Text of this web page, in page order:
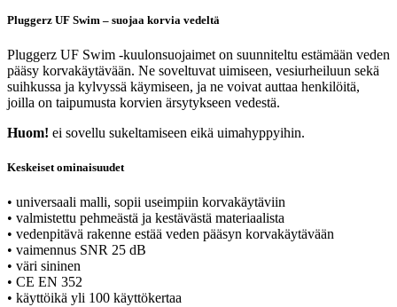
Pluggerz UF Swim – suojaa korvia vedeltä
Pluggerz UF Swim -kuulonsuojaimet on suunniteltu estämään veden
pääsy korvakäytävään. Ne soveltuvat uimiseen, vesiurheiluun sekä
suihkussa ja kylvyssä käymiseen, ja ne voivat auttaa henkilöitä,
joilla on taipumusta korvien ärsytykseen vedestä.
Huom! ei sovellu sukeltamiseen eikä uimahyppyihin.
Keskeiset ominaisuudet
• universaali malli, sopii useimpiin korvakäytäviin
• valmistettu pehmeästä ja kestävästä materiaalista
• vedenpitävä rakenne estää veden pääsyn korvakäytävään
• vaimennus SNR 25 dB
• väri sininen
• CE EN 352
• käyttöikä yli 100 käyttökertaa